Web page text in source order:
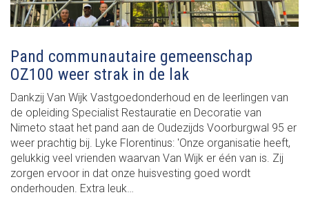
Pand communautaire gemeenschap
OZ100 weer strak in de lak
Dankzij Van Wijk Vastgoedonderhoud en de leerlingen van
de opleiding Specialist Restauratie en Decoratie van
Nimeto staat het pand aan de Oudezijds Voorburgwal 95 er
weer prachtig bij. Lyke Florentinus: 'Onze organisatie heeft,
gelukkig veel vrienden waarvan Van Wijk er één van is. Zij
zorgen ervoor in dat onze huisvesting goed wordt
onderhouden. Extra leuk…